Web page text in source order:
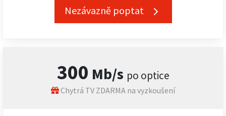
300 Mb/s po optice
Chytrá TV ZDARMA na vyzkoušení
Nezávazně poptat